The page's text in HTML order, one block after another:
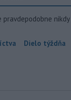
Dielo týždňa